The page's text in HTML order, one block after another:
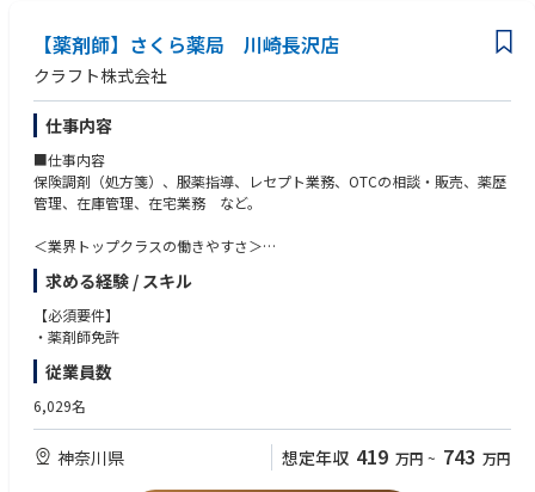
躍できる環境です
業界トップクラスの認定薬局数や多様な店舗を展開しているため、ご自身
の志向性に合わせて異動することも可能です
現場での調剤業務にとどまらず、本社業務や複数店舗のマネージャー業務
など大手調剤チェーンならではの多様なキャリアパスがあります。
【薬剤師】さくら薬局 川崎長沢店
クラフト株式会社
仕事内容
■仕事内容
保険調剤（処方箋）、服薬指導、レセプト業務、OTCの相談・販売、薬歴
管理、在庫管理、在宅業務 など。
＜業界トップクラスの働きやすさ＞
業界最多クラスの年間休日126日＋有給休暇、シフト勤務制による残業削
減や希望休など、どなたにとっても働きやすい環境です
充実した手当や福利厚生、育児支援制度、安定した経営基盤を持っている
ため、長く働いていただけます
も45％と高い水準です
全国に800店舗以上展開。転居の際も店舗を異動するだけでスムーズに新
生活スタートが可能です
＜薬剤師として成長、活躍できる環境＞
求める経験 / スキル
【必須要件】
・薬剤師免許
従業員数
6,029名
神奈川県 想定年収 419 万円 ~ 743 万円